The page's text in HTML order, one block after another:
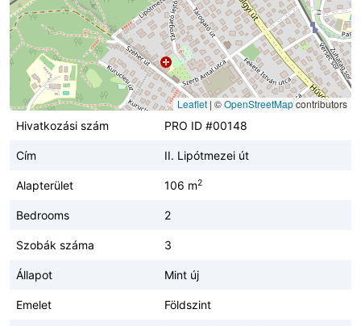
Leaflet | ©OpenStreetMapcontributors
Hivatkozási szám
PRO ID #00148
Cím II. Lipótmezei út
Alapterület 106 m2
Bedrooms 2
Szobák száma 3
Állapot Mint új
Emelet Földszint